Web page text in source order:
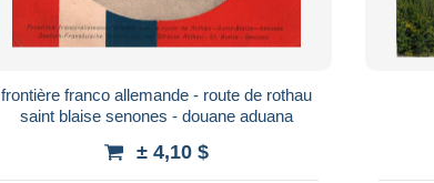
frontière franco allemande - route de rothau
saint blaise senones - douane aduana
± 4,10 $